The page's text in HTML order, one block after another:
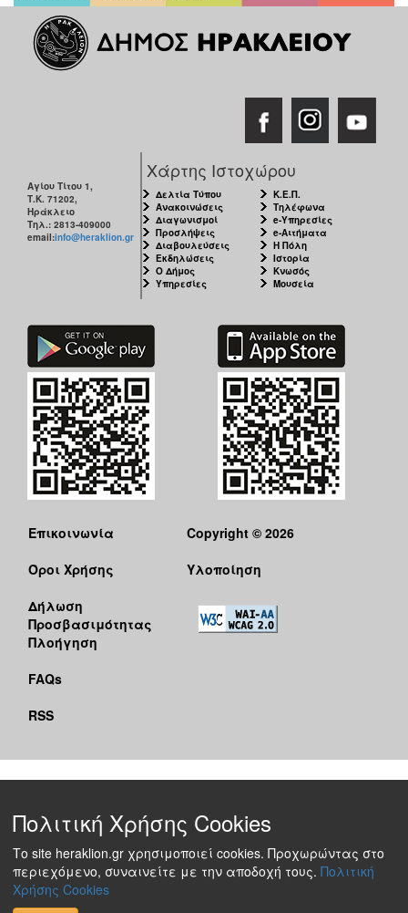
Αγίου Τίτου 1,
Τ.Κ. 71202,
Ηράκλειο
Τηλ.: 2813-409000
email:info@heraklion.gr
Χάρτης Ιστοχώρου
Δελτία Τύπου
Ανακοινώσεις
Διαγωνισμοί
Προσλήψεις
Διαβουλεύσεις
Εκδηλώσεις
Ο Δήμος
Υπηρεσίες
Κ.Ε.Π.
Τηλέφωνα
e-Υπηρεσίες
e-Αιτήματα
Η Πόλη
Ιστορία
Κνωσός
Μουσεία
Επικοινωνία
Όροι Χρήσης
Δήλωση
Προσβασιμότητας
Πλοήγηση
FAQs
RSS
Copyright © 2026
Υλοποίηση
Πολιτική Χρήσης Cookies
Το site heraklion.gr χρησιμοποιεί cookies. Προχωρώντας στο
περιεχόμενο, συναινείτε με την αποδοχή τους. Πολιτική
Χρήσης Cookies